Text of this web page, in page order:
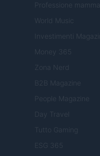
Professione mamma
World Music
Investimenti
Money 365
Zona Nerd
B2B Magazine
People Magazine
Day Travel
Tutto Gaming
ESG 365